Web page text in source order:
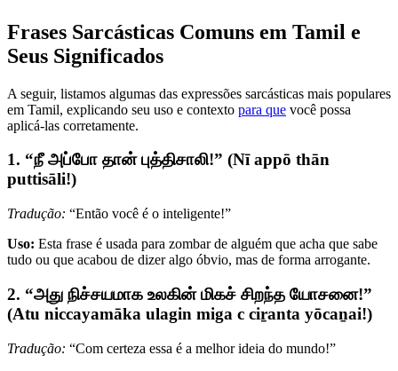
Frases Sarcásticas Comuns em Tamil e
Seus Significados
A seguir, listamos algumas das expressões sarcásticas mais populares
em Tamil, explicando seu uso e contexto para que você possa
aplicá-las corretamente.
1. “நீ அப்போ தான் புத்திசாலி!” (Nī appō thān
puttisāli!)
Tradução: “Então você é o inteligente!”
Uso: Esta frase é usada para zombar de alguém que acha que sabe
tudo ou que acabou de dizer algo óbvio, mas de forma arrogante.
2. “அது நிச்சயமாக உலகின் மிகச் சிறந்த யோசனை!”
(Atu niccayamāka ulagin miga c ciṟanta yōcaṉai!)
Tradução: “Com certeza essa é a melhor ideia do mundo!”